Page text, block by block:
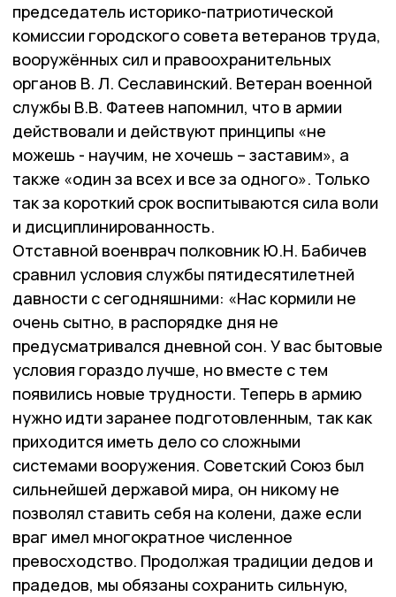
председатель историко-патриотической
комиссии городского совета ветеранов труда,
вооружённых сил и правоохранительных
органов В. Л. Сеславинский. Ветеран военной
службы В.В. Фатеев напомнил, что в армии
действовали и действуют принципы «не
можешь - научим, не хочешь – заставим», а
также «один за всех и все за одного». Только
так за короткий срок воспитываются сила воли
и дисциплинированность.
Отставной военврач полковник Ю.Н. Бабичев
сравнил условия службы пятидесятилетней
давности с сегодняшними: «Нас кормили не
очень сытно, в распорядке дня не
предусматривался дневной сон. У вас бытовые
условия гораздо лучше, но вместе с тем
появились новые трудности. Теперь в армию
нужно идти заранее подготовленным, так как
приходится иметь дело со сложными
системами вооружения. Советский Союз был
сильнейшей державой мира, он никому не
позволял ставить себя на колени, даже если
враг имел многократное численное
превосходство. Продолжая традиции дедов и
прадедов, мы обязаны сохранить сильную,